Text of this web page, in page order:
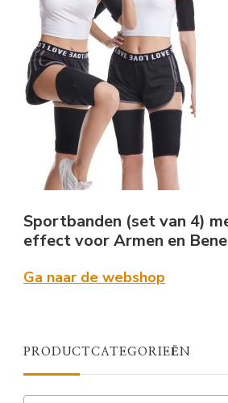
Sportbanden (set van 4)
effect voor Armen en
Ga naar de webshop
PRODUCTCATEGORIEËN